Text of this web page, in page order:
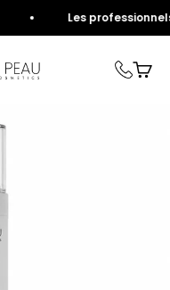
Les professionnels
Voir